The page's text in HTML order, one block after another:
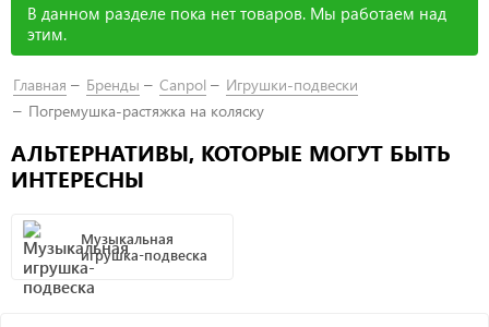
В данном разделе пока нет товаров. Мы работаем над
этим.
Главная Бренды Canpol
Игрушки-подвески
Погремушка-растяжка на коляску
АЛЬТЕРНАТИВЫ, КОТОРЫЕ МОГУТ БЫТЬ
ИНТЕРЕСНЫ
Музыкальная
игрушка-подвеска